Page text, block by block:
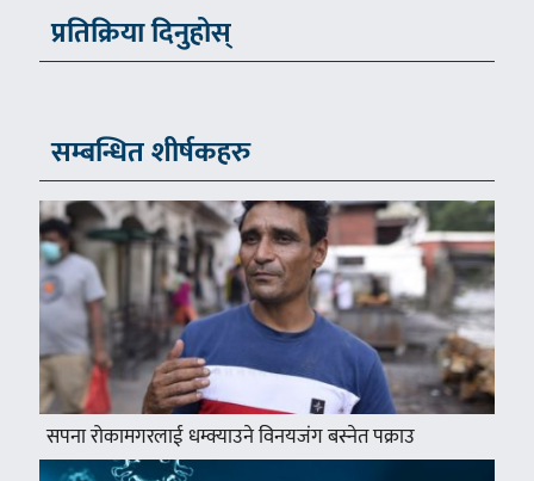
प्रतिक्रिया दिनुहोस्
सम्बन्धित शीर्षकहरु
सपना रोकामगरलाई धम्क्याउने विनयजंग बस्नेत पक्राउ